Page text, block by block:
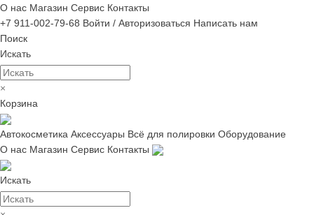
О нас Магазин Сервис Контакты
+7 911-002-79-68 Войти / Авторизоваться Написать нам
Поиск
Искать
×
Корзина
Автокосметика Аксессуары Всё для полировки Оборудование
О нас Магазин Сервис Контакты
Искать